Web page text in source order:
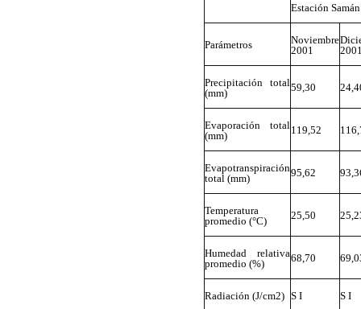
Estación
Parámetros
Noviembre
2001
Precipitación total
(mm)
59,30
Evaporación total
(mm)
119,52
Evapotranspiración
total (mm)
95,62
Temperatura
promedio (°C)
25,50
Humedad relativa
promedio (%)
68,70
Radiación (J/cm2) S I S I